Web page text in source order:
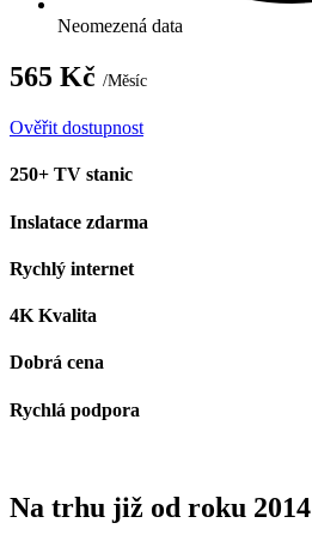
Neomezená data
565 Kč /Měsíc
Ověřit dostupnost
250+ TV stanic
Inslatace zdarma
Rychlý internet
4K Kvalita
Dobrá cena
Rychlá podpora
Na trhu již od roku 2014